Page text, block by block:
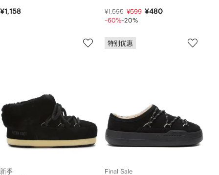
¥1,158 ¥1,595 ¥599 ¥480
-60%-20%
新季
特别优惠
Final Sale